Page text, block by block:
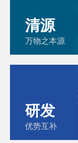
清源
万物之本源
研发
优势互补